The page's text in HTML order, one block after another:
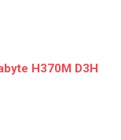
H370M D3H